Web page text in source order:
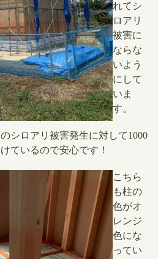
れてシ
ロアリ
被害に
ならな
いよう
にして
いま
す。
シロアリ被害発生に対して1000
ているので安心です！
​こちら
も柱の
色がオ
レンジ
色にな
ってい